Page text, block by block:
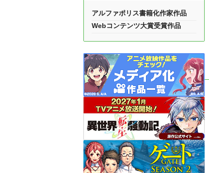
アルファポリス書籍化作家作品
Webコンテンツ大賞受賞作品